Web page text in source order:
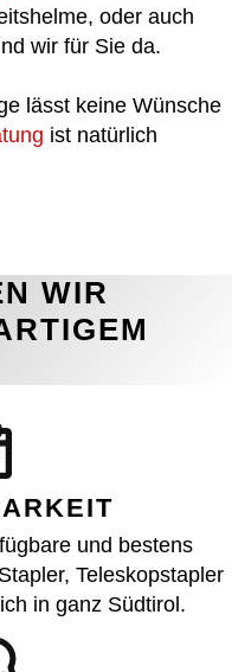
oder auch
wir für Sie da.
lässt keine Wünsche
ist natürlich
WIR
S
und bestens
Teleskopstapler
in ganz Südtirol.